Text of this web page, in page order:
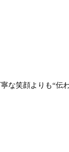
な笑顔よりも“伝わ